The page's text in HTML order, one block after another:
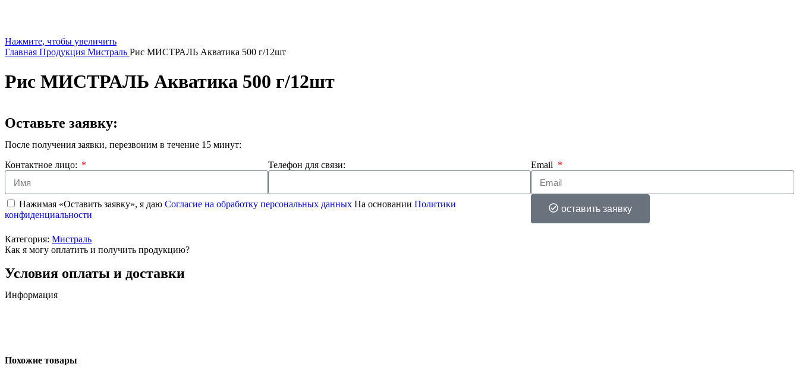
Нажмите, чтобы увеличить
Главная Продукция Мистраль Рис МИСТРАЛЬ Акватика 500 г/12шт
Рис МИСТРАЛЬ Акватика 500 г/12шт
Оставьте заявку:
После получения заявки, перезвоним в течение 15 минут:
Контактное лицо:
Телефон для связи: Email
Нажимая «Оставить заявку», я даю Согласие на обработку персональных данных На основании Политики
конфиденциальности
оставить заявку
Категория: Мистраль
Как я могу оплатить и получить продукцию?
Условия оплаты и доставки
Информация
Похожие товары